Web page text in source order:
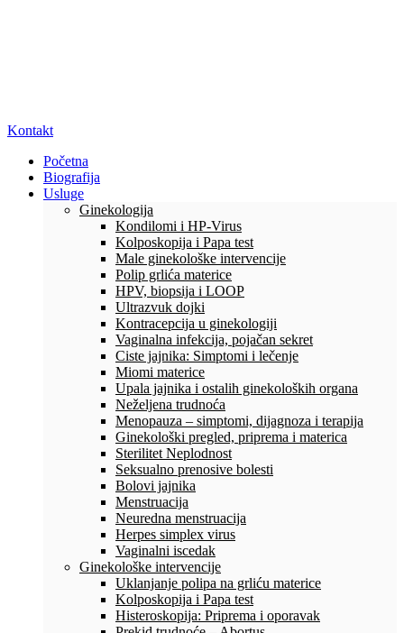
Kontakt
Početna
Biografija
Usluge
Ginekologija
Kondilomi i HP-Virus
Kolposkopija i Papa test
Male ginekološke intervencije
Polip grlića materice
HPV, biopsija i LOOP
Ultrazvuk dojki
Kontracepcija u ginekologiji
Vaginalna infekcija, pojačan sekret
Ciste jajnika: Simptomi i lečenje
Miomi materice
Upala jajnika i ostalih ginekoloških organa
Neželjena trudnoća
Menopauza – simptomi, dijagnoza i terapija
Ginekološki pregled, priprema i materica
Sterilitet Neplodnost
Seksualno prenosive bolesti
Bolovi jajnika
Menstruacija
Neuredna menstruacija
Herpes simplex virus
Vaginalni iscedak
Ginekološke intervencije
Uklanjanje polipa na grliću materice
Kolposkopija i Papa test
Histeroskopija: Priprema i oporavak